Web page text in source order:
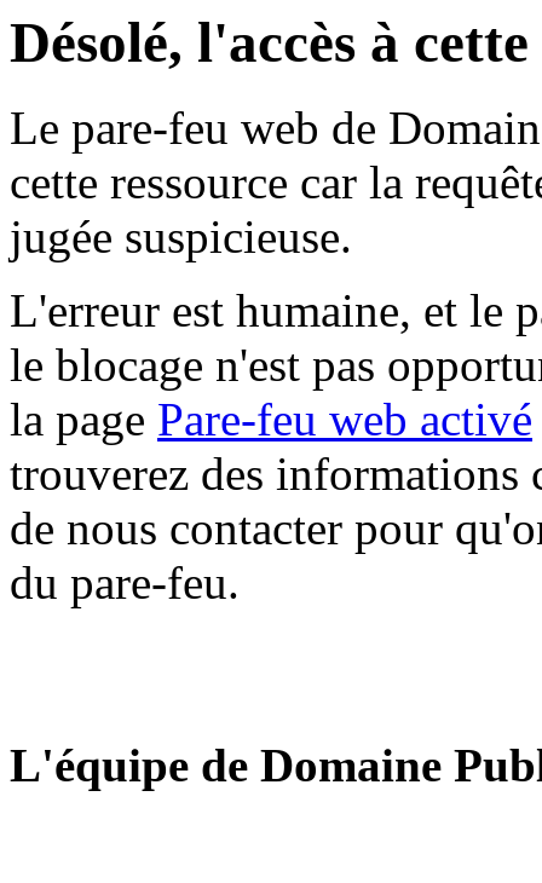
Désolé, l'accès à
Le pare-feu web de
cette ressource car la
jugée suspicieuse.
L'erreur est humaine, et le
le blocage n'est pas
la page Pare-feu web activé
trouverez des informations
de nous contacter pour
du pare-feu.
L'équipe de Domaine